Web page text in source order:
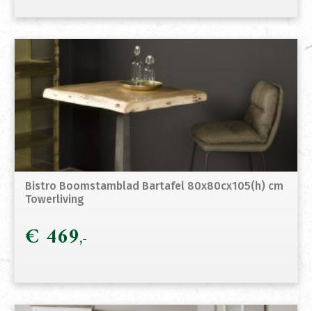
Bistro Boomstamblad Bartafel 80x80cx105(h) cm
Towerliving
€ 469